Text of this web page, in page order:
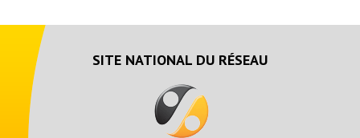
SITE NATIONAL DU RÉSEAU